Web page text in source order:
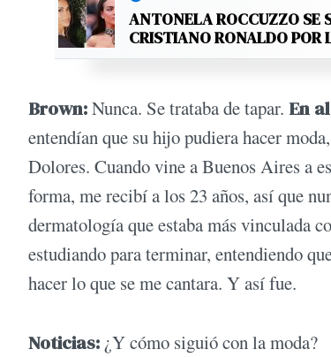
ANTONELA ROCCUZZO SE
CRISTIANO RONALDO POR
Brown:Nunca. Se trataba de tapar. En
entendían que su hijo pudiera hacer
Dolores. Cuando vine a Buenos Aires a
forma, me recibí a los 23 años, así que
dermatología que estaba más vinculada
estudiando para terminar, entendiendo
hacer lo que se me cantara. Y así fue.
Noticias: ¿Y cómo siguió con la moda?